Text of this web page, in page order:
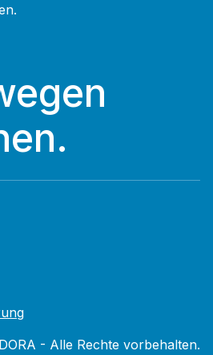
- Alle Rechte vorbehalten.